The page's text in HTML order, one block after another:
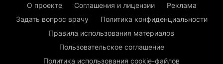
О проекте Соглашения и лицензии
Реклама
Задать вопрос врачу
Политика конфиденциальности
Правила использования материалов
Пользовательское соглашение
Политика использования cookie-файлов